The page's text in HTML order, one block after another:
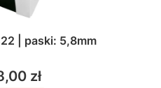
| paski: 5,8mm
zł